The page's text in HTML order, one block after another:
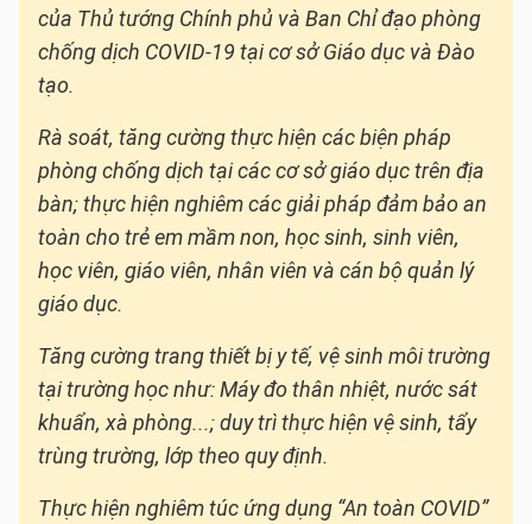
của Thủ tướng Chính phủ và Ban Chỉ đạo phòng
chống dịch COVID-19 tại cơ sở Giáo dục và Đào
tạo.
Rà soát, tăng cường thực hiện các biện pháp
phòng chống dịch tại các cơ sở giáo dục trên địa
bàn; thực hiện nghiêm các giải pháp đảm bảo an
toàn cho trẻ em mầm non, học sinh, sinh viên,
học viên, giáo viên, nhân viên và cán bộ quản lý
giáo dục.
Tăng cường trang thiết bị y tế, vệ sinh môi trường
tại trường học như: Máy đo thân nhiệt, nước sát
khuẩn, xà phòng...; duy trì thực hiện vệ sinh, tẩy
trùng trường, lớp theo quy định.
Thực hiện nghiêm túc ứng dụng “An toàn COVID”